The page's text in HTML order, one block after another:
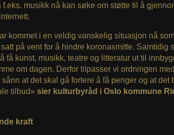
f.eks. musikk nå kan søke om støtte til å
kommet i en veldig vanskelig situasjon nå
på vent for å hindre koronasmitte. Samtidig
få kunst, musikk, teatre og litteratur ut til
om dagen. Derfor tilpasser vi ordningen
at det skal gå fortere å få penger og at det
tilbud» sier kulturbyråd i Oslo kommune
kraft